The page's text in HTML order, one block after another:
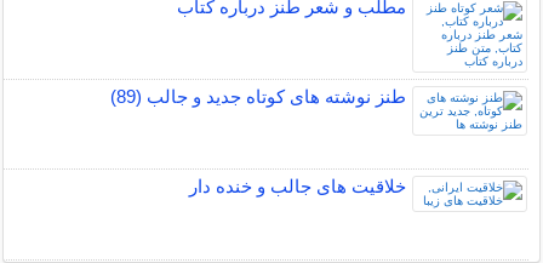
مطلب و شعر طنز درباره کتاب
طنز نوشته های کوتاه جدید و جالب (89)
خلاقیت های جالب و خنده دار